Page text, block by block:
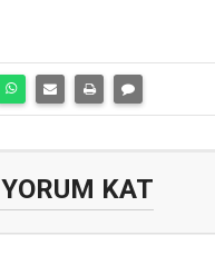
YORUM KAT